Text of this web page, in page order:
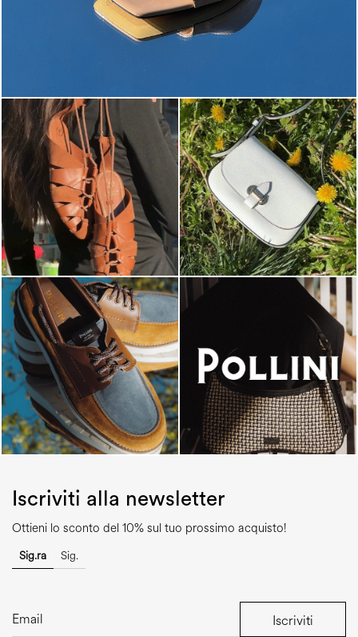
Iscriviti alla newsletter
Ottieni lo sconto del 10% sul tuo prossimo acquisto!
Sig.ra Sig.
Iscriviti